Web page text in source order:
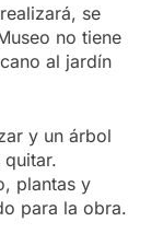
se
no tiene
al jardín
y un árbol
plantas y
para la obra.